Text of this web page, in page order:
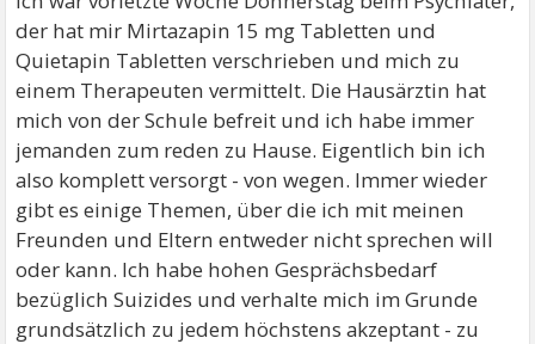
der hat mir Mirtazapin 15 mg Tabletten und
Quietapin Tabletten verschrieben und mich zu
einem Therapeuten vermittelt. Die Hausärztin hat
mich von der Schule befreit und ich habe immer
jemanden zum reden zu Hause. Eigentlich bin ich
also komplett versorgt - von wegen. Immer wieder
gibt es einige Themen, über die ich mit meinen
Freunden und Eltern entweder nicht sprechen will
oder kann. Ich habe hohen Gesprächsbedarf
bezüglich Suizides und verhalte mich im Grunde
grundsätzlich zu jedem höchstens akzeptant - zu